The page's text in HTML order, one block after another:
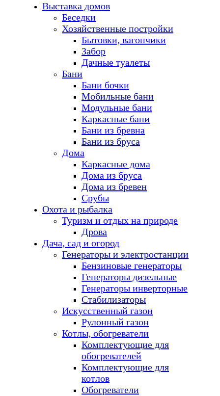
Выставка домов
Беседки
Хозяйственные постройки
Бытовки, вагончики
Забор
Дачные туалеты
Бани
Бани бочки
Мобильные бани
Модульные бани
Каркасные бани
Бани из бревна
Бани из бруса
Дома
Каркасные дома
Дома из бруса
Дома из бревен
Срубы
Охота и рыбалка
Туризм и отдых на природе
Дрова
Дача, сад и огород
Генераторы и электростанции
Бензиновые генераторы
Генераторы дизельные
Генераторы инверторные
Стабилизаторы
Искусственный газон
Рулонный газон
Котлы, обогреватели
Комплектующие для
обогревателей
Комплектующие для
котлов
Обогреватели